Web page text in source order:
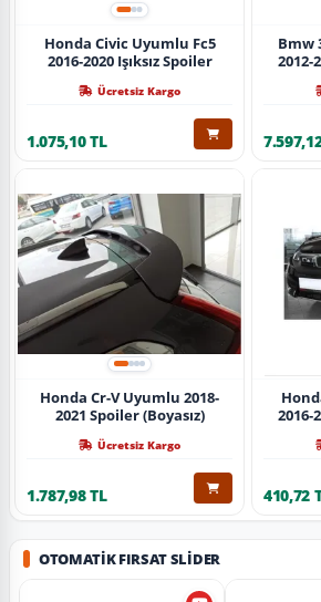
Honda Civic Uyumlu Fc5
2016-2020 Işıksız Spoiler
Ücretsiz Kargo
1.075,10 TL
Bmw
2012-
Honda Cr-V Uyumlu 2018-
2021 Spoiler (Boyasız)
Ücretsiz Kargo
1.787,98 TL
2016-
410,72
OTOMATIK FIRSAT SLIDER